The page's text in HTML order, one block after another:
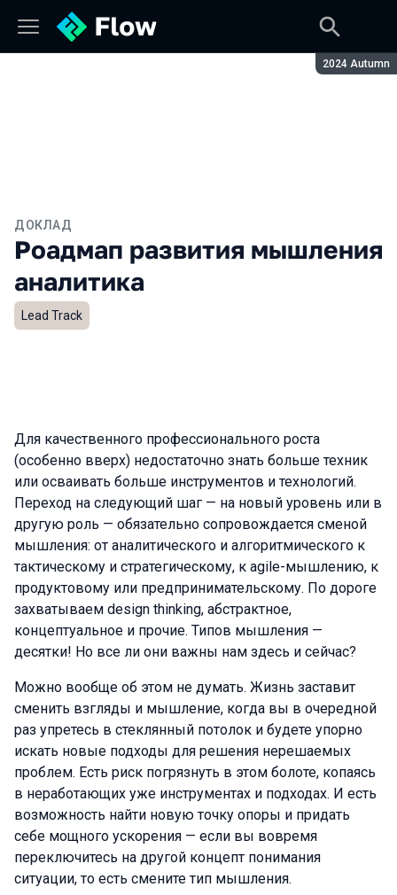
Сезон:
2024 Autumn
ДОКЛАД
Роадмап развития мышления
аналитика
Lead Track
Для качественного профессионального роста
(особенно вверх) недостаточно знать больше техник
или осваивать больше инструментов и технологий.
Переход на следующий шаг — на новый уровень или в
другую роль — обязательно сопровождается сменой
мышления: от аналитического и алгоритмического к
тактическому и стратегическому, к agile-мышлению, к
продуктовому или предпринимательскому. По дороге
захватываем design thinking, абстрактное,
концептуальное и прочие. Типов мышления —
десятки! Но все ли они важны нам здесь и сейчас?
Можно вообще об этом не думать. Жизнь заставит
сменить взгляды и мышление, когда вы в очередной
раз упретесь в стеклянный потолок и будете упорно
искать новые подходы для решения нерешаемых
проблем. Есть риск погрязнуть в этом болоте, копаясь
в неработающих уже инструментах и подходах. И есть
возможность найти новую точку опоры и придать
себе мощного ускорения — если вы вовремя
переключитесь на другой концепт понимания
ситуации, то есть смените тип мышления.